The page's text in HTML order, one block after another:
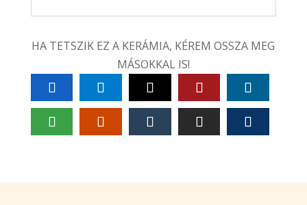
HA TETSZIK EZ A KERÁMIA, KÉREM OSSZA MEG
MÁSOKKAL IS!